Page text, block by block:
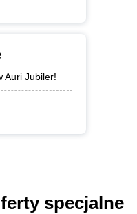
Auri Jubiler!
specjalne